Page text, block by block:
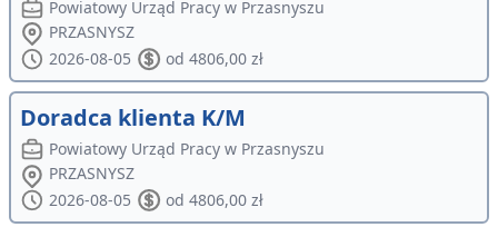
Powiatowy Urząd Pracy w Przasnyszu
PRZASNYSZ
2026-08-05
od 4806,00 zł
Doradca klienta K/M
Powiatowy Urząd Pracy w Przasnyszu
PRZASNYSZ
2026-08-05
od 4806,00 zł